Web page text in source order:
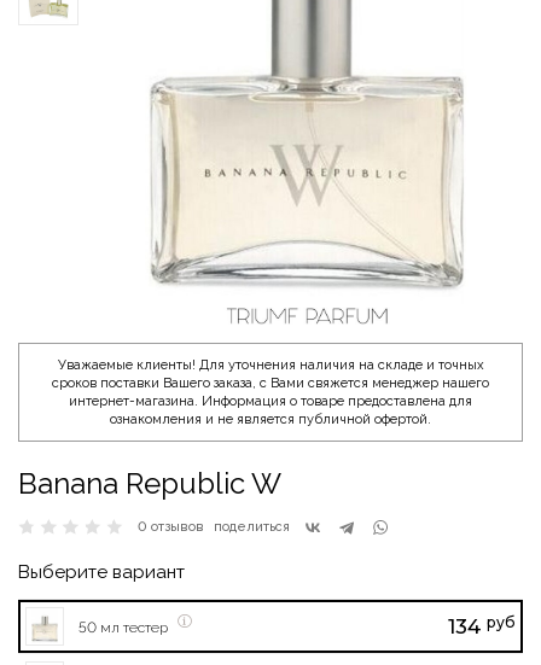
Уважаемые клиенты! Для уточнения наличия на складе и точных
сроков поставки Вашего заказа, с Вами свяжется менеджер нашего
интернет-магазина. Информация о товаре предоставлена для
ознакомления и не является публичной офертой.
Banana Republic W
0 отзывов поделиться
Выберите вариант
50 мл тестер 134 руб